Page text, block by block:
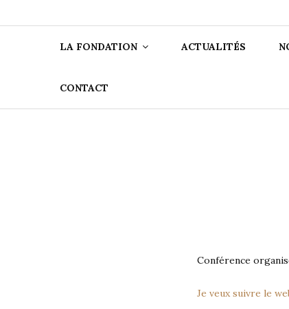
LA FONDATION ACTUALITÉS
CONTACT
Conférence
Je veux suivre le